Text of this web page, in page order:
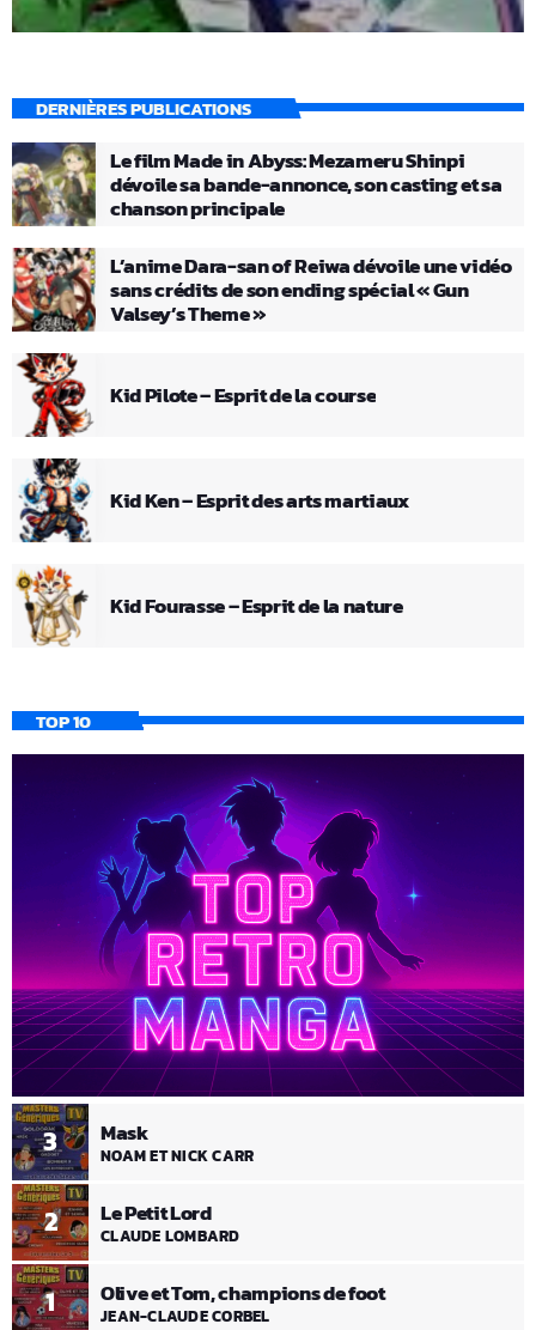
DERNIÈRES PUBLICATIONS
Le film Made in Abyss: Mezameru Shinpi
dévoile sa bande-annonce, son casting et sa
chanson principale
L’anime Dara-san of Reiwa dévoile une vidéo
sans crédits de son ending spécial « Gun
Valsey’s Theme »
Kid Pilote – Esprit de la course
Kid Ken – Esprit des arts martiaux
Kid Fourasse – Esprit de la nature
TOP 10
1 Olive et Tom, champions de foot
JEAN-CLAUDE CORBEL
2 Le Petit Lord
CLAUDE LOMBARD
3 Mask
NOAM ET NICK CARR